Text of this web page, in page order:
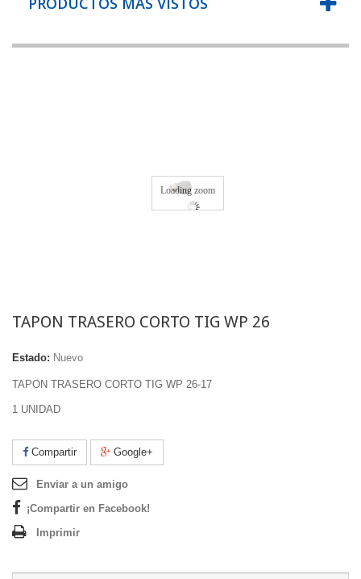
Loading zoom
TAPON TRASERO CORTO TIG WP 26
Estado: Nuevo
TAPON TRASERO CORTO TIG WP 26-17
1 UNIDAD
Compartir Google+
Enviar a un amigo
¡Compartir en Facebook!
Imprimir